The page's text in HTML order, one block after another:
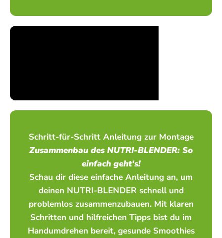
Schritt-für-Schritt Anleitung zur Montage
Zusammenbau des NUTRI-BLENDER: So
einfach geht's!
Schau dir diese einfache Anleitung an, um
deinen NUTRI-BLENDER schnell und
problemlos zusammenzubauen. Mit klaren
Schritten und hilfreichen Tipps bist du im
Handumdrehen bereit, gesunde Smoothies